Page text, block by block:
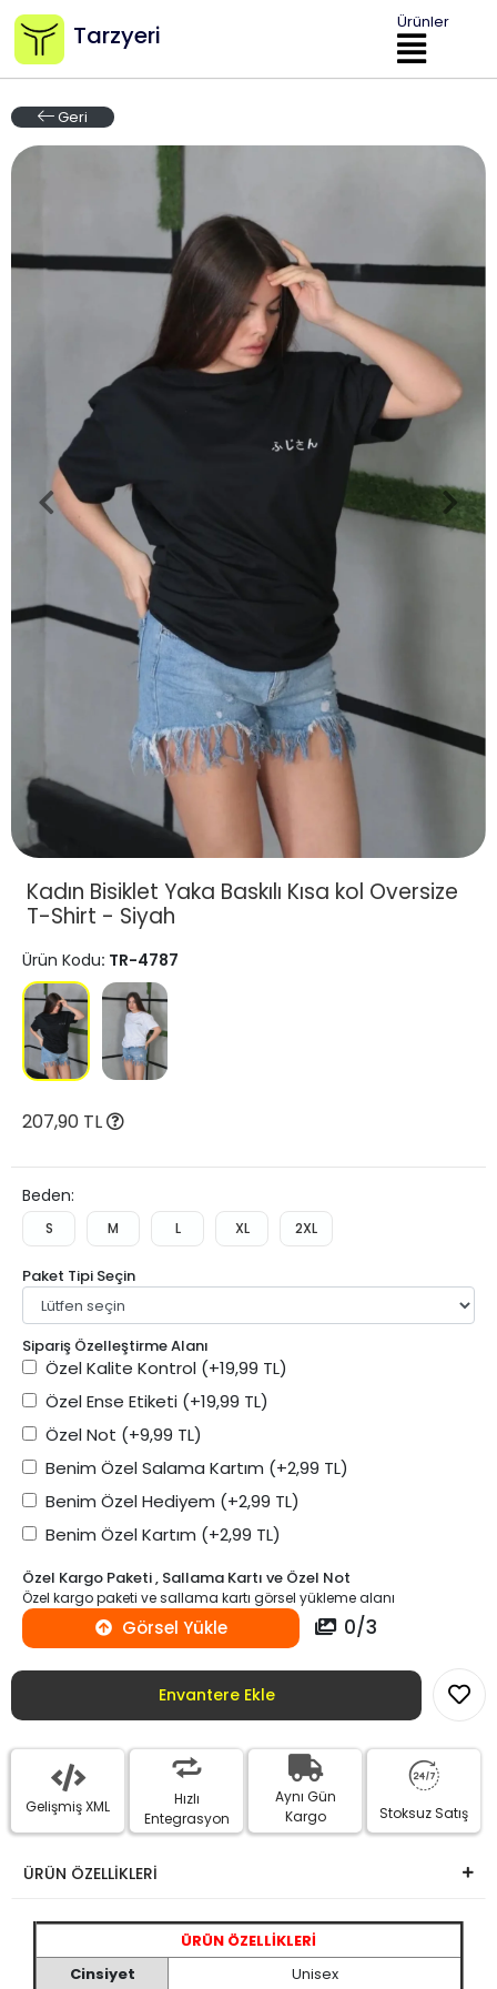
Tarzyeri Ürünler
Geri
Kadın Bisiklet Yaka Baskılı Kısa kol Oversize
T-Shirt - Siyah
Ürün Kodu: TR-4787
207,90 TL
Beden:
S M L XL 2XL
Paket Tipi Seçin
Sipariş Özelleştirme Alanı
Özel Kalite Kontrol (+19,99 TL)
Özel Ense Etiketi (+19,99 TL)
Özel Not (+9,99 TL)
Benim Özel Salama Kartım (+2,99 TL)
Benim Özel Hediyem (+2,99 TL)
Benim Özel Kartım (+2,99 TL)
Özel Kargo Paketi , Sallama Kartı ve Özel Not
Özel kargo paketi ve sallama kartı görsel yükleme alanı
Görsel Yükle 0/3
Envantere Ekle
Gelişmiş XML
Hızlı
Entegrasyon
Aynı Gün
Kargo
Stoksuz Satış
ÜRÜN ÖZELLİKLERİ
ÜRÜN ÖZELLİKLERİ
Cinsiyet
Unisex